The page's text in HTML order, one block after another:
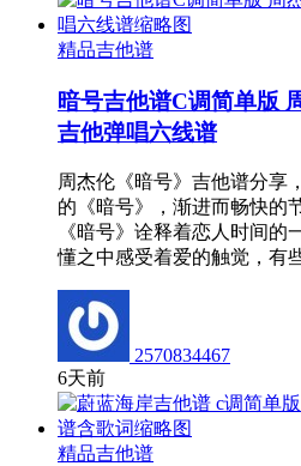
精品吉他谱
暗号吉他谱C调简单版
吉他弹唱六线谱
周杰伦《暗号》吉他谱分享
的《暗号》，渐进而畅快的
《暗号》诠释着恋人时间
懂之中感受着爱的触觉，有
2570834467
6天前
精品吉他谱